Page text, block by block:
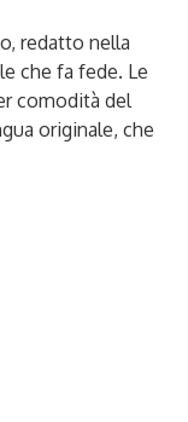
redatto nella
che fa fede. Le
comodità del
originale, che